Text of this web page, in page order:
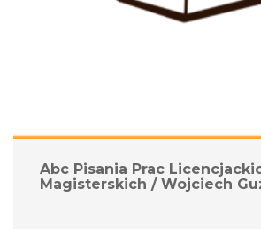
Abc Pisania Prac
Magisterskich / Wojciech